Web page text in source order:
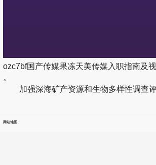
ozc7bf国产传媒果冻天美传媒入职指南及
。
加强深海矿产资源和生物多样性调查评
网站地图